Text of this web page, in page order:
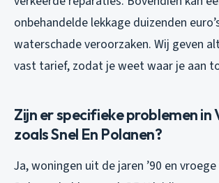
onbehandelde lekkage duizenden
waterschade veroorzaken. Wij geven
vast tarief, zodat je weet waar je aan
Zijn er specifieke problemen in
zoals Snel En Polanen?
Ja, woningen uit de jaren ’90 en vroege